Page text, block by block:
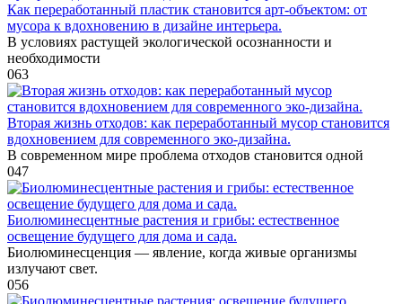
Как переработанный пластик становится арт-объектом: от
мусора к вдохновению в дизайне интерьера.
В условиях растущей экологической осознанности и
необходимости
063
Вторая жизнь отходов: как переработанный мусор становится
вдохновением для современного эко-дизайна.
В современном мире проблема отходов становится одной
047
Биолюминесцентные растения и грибы: естественное
освещение будущего для дома и сада.
Биолюминесценция — явление, когда живые организмы
излучают свет.
056